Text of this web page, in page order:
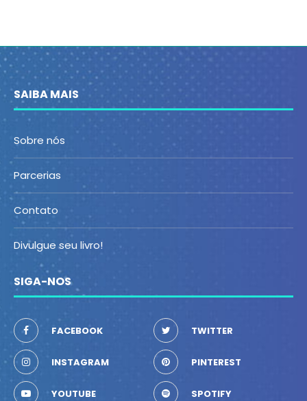
SAIBA MAIS
Sobre nós
Parcerias
Contato
Divulgue seu livro!
SIGA-NOS
FACEBOOK TWITTER
INSTAGRAM PINTEREST
YOUTUBE SPOTIFY